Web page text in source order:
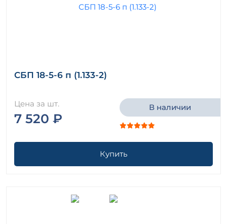
СБП 18-5-6 п (1.133-2)
Цена за шт.
7 520 ₽
В наличии
Купить